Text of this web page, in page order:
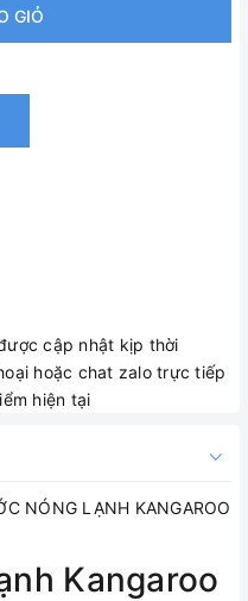
GIỎ
cập nhật kịp thời
hoặc chat zalo trực tiếp
hiện tại
NÓNG LẠNH KANGAROO
Kangaroo